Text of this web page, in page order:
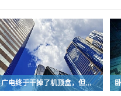
广电终于干掉了机顶盒，但现在没多少人看电视了…